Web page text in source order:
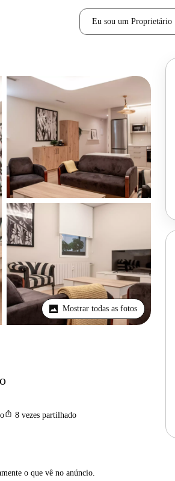
Eu sou um Proprietário
Mostrar todas as fotos
ios_share 8 vezes partilhado
o que vê no anúncio.